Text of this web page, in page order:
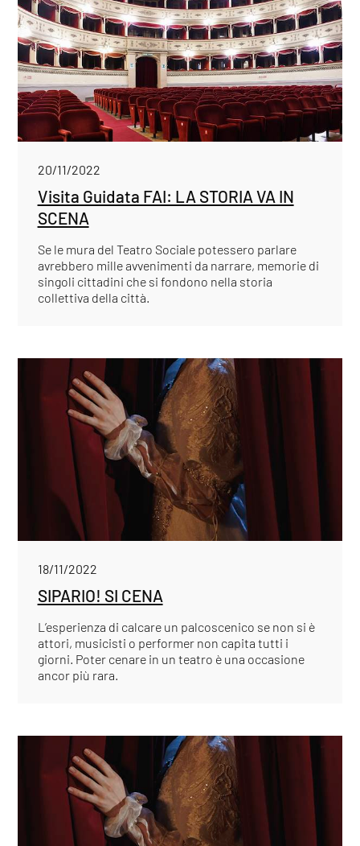
20/11/2022
Visita Guidata FAI: LA STORIA VA IN
SCENA
Se le mura del Teatro Sociale potessero parlare
avrebbero mille avvenimenti da narrare, memorie di
singoli cittadini che si fondono nella storia
collettiva della città.
18/11/2022
SIPARIO! SI CENA
L’esperienza di calcare un palcoscenico se non si è
attori, musicisti o performer non capita tutti i
giorni. Poter cenare in un teatro è una occasione
ancor più rara.